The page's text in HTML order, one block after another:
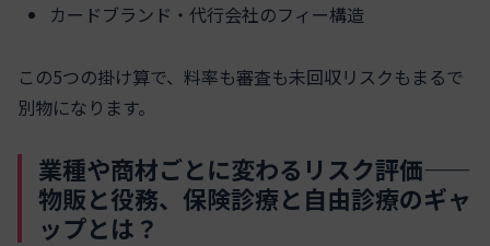
カードブランド・代行会社のフィー構造
この5つの掛け算で、料率も審査も未回収リスクもまるで
別物になります。
業種や商材ごとに変わるリスク評価——
物販と役務、保険診療と自由診療のギャ
ップとは？